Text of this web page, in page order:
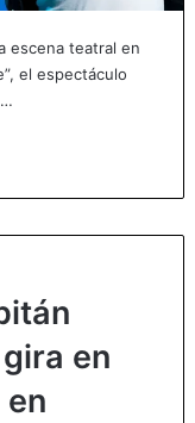
escena teatral en
el espectáculo
en